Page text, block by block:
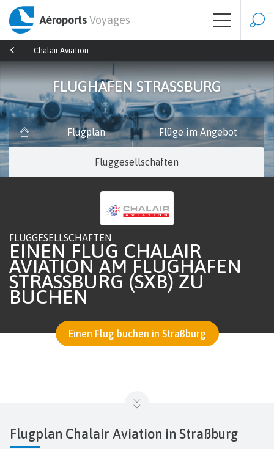
AéroportsVoyages
Chalair Aviation
FLUGHAFEN STRASSBURG
Flugplan Flüge im Angebot
Fluggesellschaften
FLUGGESELLSCHAFTEN
EINEN FLUG CHALAIR
AVIATION AM FLUGHAFEN
STRASSBURG (SXB) ZU B
UCHEN
Einen Flug buchen in Straßburg
Flugplan Chalair Aviation in Straßburg